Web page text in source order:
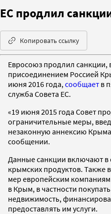
ЕС продлил
Копировать ссылку
Евросоюз продлил санкции,
присоединением Россией
июня 2016 года, сообщает в
служба Совета ЕС.
«19 июня 2015 года Совет
ограничительные меры,
незаконную аннексию
сообщении.
Данные санкции включают в
крымских продуктов. Также
мер европейским
в Крым, в частности
недвижимость,
предоставлять им услуги.